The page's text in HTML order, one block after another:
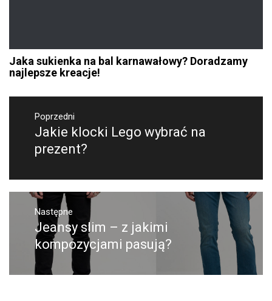
Jaka sukienka na bal karnawałowy? Doradzamy
najlepsze kreacje!
Nawigacja
wpisuPoprzedni
Poprzedni
wpis:
Jakie klocki Lego wybrać na
prezent?
Następne
Następny
post:
Jeansy slim – z jakimi
kompozycjami pasują?